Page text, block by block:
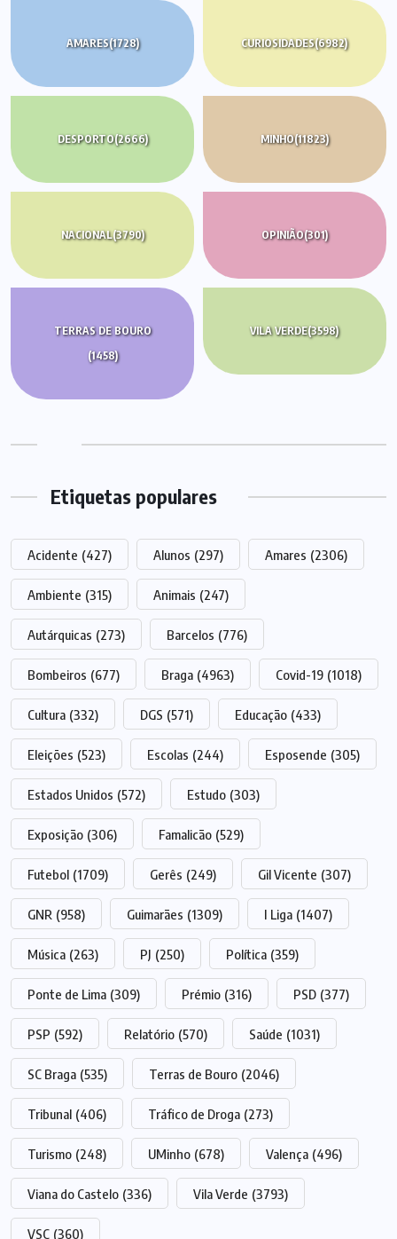
AMARES(1728) CURIOSIDADES(6982)
DESPORTO(2666) MINHO(11823)
NACIONAL(3790) OPINIÃO(301)
TERRAS DE BOURO
(1458)
VILA VERDE(3598)
Etiquetas populares
Acidente (427) Alunos (297) Amares (2306)
Ambiente (315) Animais (247)
Autárquicas (273) Barcelos (776)
Bombeiros (677) Braga (4963) Covid-19 (1018)
Cultura (332) DGS (571) Educação (433)
Eleições (523) Escolas (244) Esposende (305)
Estados Unidos (572) Estudo (303)
Exposição (306) Famalicão (529)
Futebol (1709) Gerês (249) Gil Vicente (307)
GNR (958) Guimarães (1309) I Liga (1407)
Música (263) PJ (250) Política (359)
Ponte de Lima (309) Prémio (316) PSD (377)
PSP (592) Relatório (570) Saúde (1031)
SC Braga (535) Terras de Bouro (2046)
Tribunal (406) Tráfico de Droga (273)
Turismo (248) UMinho (678) Valença (496)
Viana do Castelo (336) Vila Verde (3793)
VSC (360)